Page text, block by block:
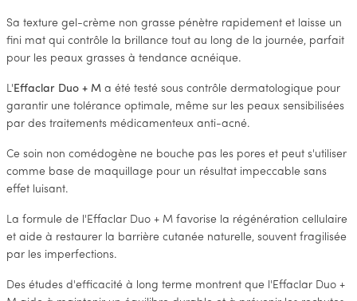
Sa texture gel-crème non grasse pénètre rapidement et laisse un
fini mat qui contrôle la brillance tout au long de la journée, parfait
pour les peaux grasses à tendance acnéique.
L' Effaclar Duo + M a été testé sous contrôle dermatologique pour
garantir une tolérance optimale, même sur les peaux sensibilisées
par des traitements médicamenteux anti-acné.
Ce soin non comédogène ne bouche pas les pores et peut s'utiliser
comme base de maquillage pour un résultat impeccable sans
effet luisant.
La formule de l'Effaclar Duo + M favorise la régénération cellulaire
et aide à restaurer la barrière cutanée naturelle, souvent fragilisée
par les imperfections.
Des études d'efficacité à long terme montrent que l'Effaclar Duo +